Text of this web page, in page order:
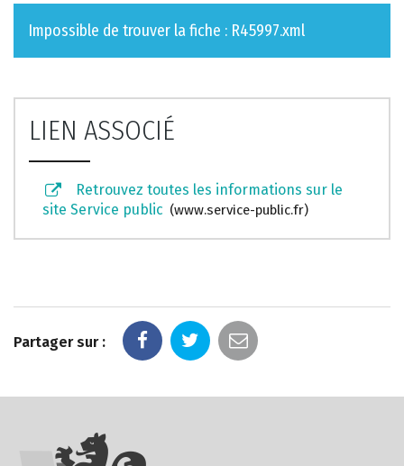
Impossible de trouver la fiche : R45997.xml
LIEN ASSOCIÉ
Retrouvez toutes les informations sur le
site Service public
www.service-public.fr
Partager sur :